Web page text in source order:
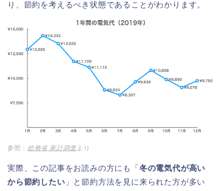
り、節約を考えるべき状態であることがわかります。
参照： 総務省 家計調査より
実際、この記事をお読みの方にも「 冬の電気代が高い
から節約したい 」と節約方法を見に来られた方が多い